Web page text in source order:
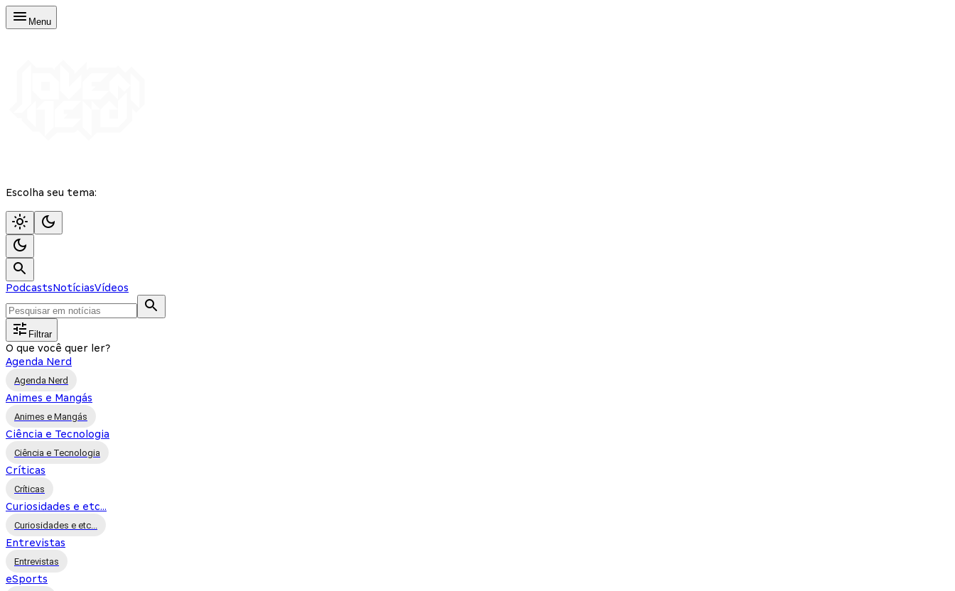
Menu
Escolha seu tema:
PodcastsNotíciasVídeos
Filtrar
O que você quer ler?
Agenda Nerd
Agenda Nerd
Animes e Mangás
Animes e Mangás
Ciência e Tecnologia
Ciência e Tecnologia
Críticas
Críticas
Curiosidades e etc...
Curiosidades e etc...
Entrevistas
Entrevistas
eSports